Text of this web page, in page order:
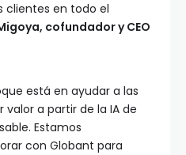
clientes en todo el
cofundador y CEO
está en ayudar a las
a partir de la IA de
Estamos
con Globant para